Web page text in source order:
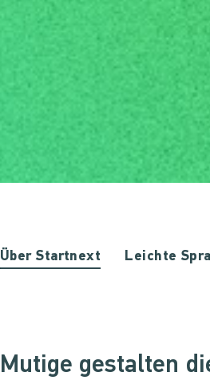
Über Startnext Leichte
Mutige gestalten